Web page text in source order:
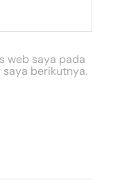
web saya pada
berikutnya.